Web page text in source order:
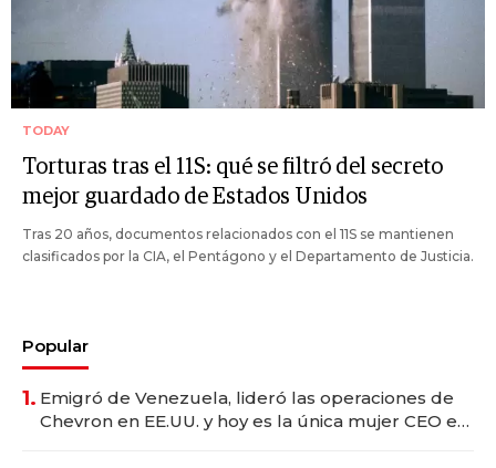
TODAY
Torturas tras el 11S: qué se filtró del secreto
mejor guardado de Estados Unidos
Tras 20 años, documentos relacionados con el 11S se mantienen
clasificados por la CIA, el Pentágono y el Departamento de Justicia.
Popular
1. Emigró de Venezuela, lideró las operaciones de
Chevron en EE.UU. y hoy es la única mujer CEO en